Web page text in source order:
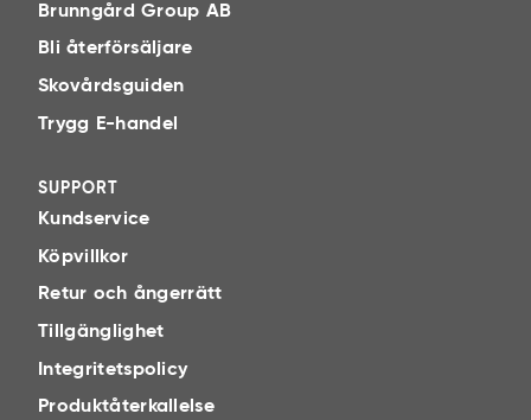
Brunngård Group AB
Bli återförsäljare
Skovårdsguiden
Trygg E-handel
SUPPORT
Kundservice
Köpvillkor
Retur och ångerrätt
Tillgänglighet
Integritetspolicy
Produktåterkallelse